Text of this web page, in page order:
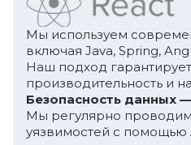
Мы используем
включая Java, Spring,
Наш подход
производительность и
Безопасность данных
Мы регулярно
уязвимостей с помощью